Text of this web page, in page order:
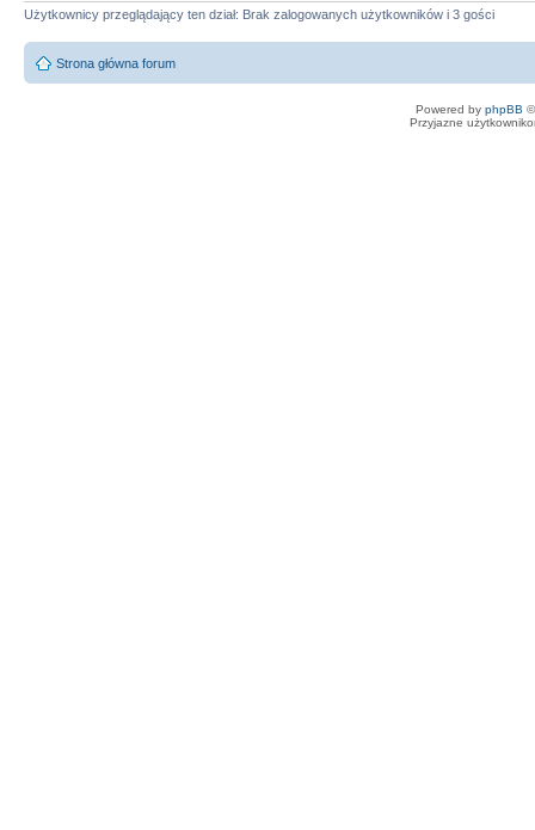
Użytkownicy przeglądający ten dział: Brak zalogowanych użytkowników i 3 gości
Strona główna forum
Powered by phpBB
Przyjazne